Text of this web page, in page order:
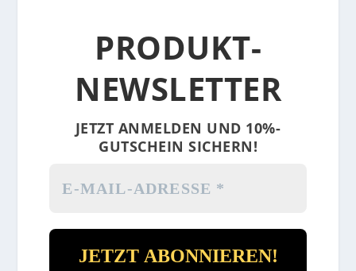
PRODUKT-
NEWSLETTER
JETZT ANMELDEN UND 10%-
GUTSCHEIN SICHERN!